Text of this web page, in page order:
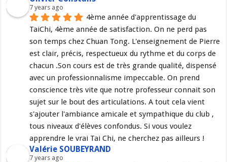
7 years ago
4ème année d'apprentissage du
TaiChi, 4ème année de satisfaction. On ne perd pas
son temps chez Chuan Tong. L'enseignement de Pierre
est clair, précis, respectueux du rythme et du corps de
chacun .Son cours est de très grande qualité, dispensé
avec un professionnalisme impeccable. On prend
conscience très vite que notre professeur connait son
sujet sur le bout des articulations. A tout cela vient
s'ajouter l'ambiance amicale et sympathique du club ,
tous niveaux d'élèves confondus. Si vous voulez
apprendre le vrai Tai Chi, ne cherchez pas ailleurs !
Valérie SOUBEYRAND
7 years ago